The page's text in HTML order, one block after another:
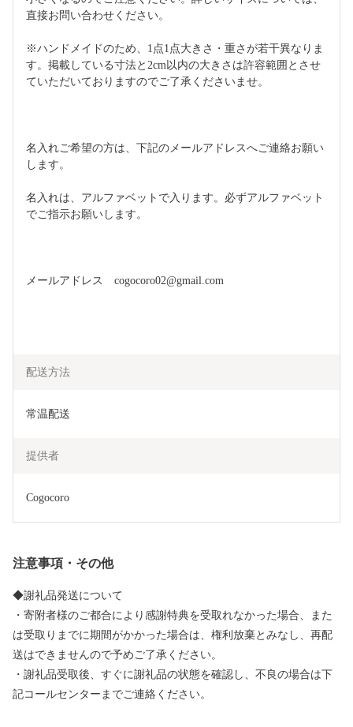
直接お問い合わせください。
※ハンドメイドのため、1点1点大きさ・重さが若干異なりま
す。掲載している寸法と2cm以内の大きさは許容範囲とさせ
ていただいておりますのでご了承くださいませ。
名入れご希望の方は、下記のメールアドレスへご連絡お願い
します。
名入れは、アルファベットで入ります。必ずアルファベット
でご指示お願いします。
メールアドレス　cogocoro02@gmail.com
配送方法
常温配送
提供者
Cogocoro
注意事項・その他
◆謝礼品発送について
・寄附者様のご都合により感謝特典を受取れなかった場合、また
は受取りまでに期間がかかった場合は、権利放棄とみなし、再配
送はできませんので予めご了承ください。
・謝礼品受取後、すぐに謝礼品の状態を確認し、不良の場合は下
記コールセンターまでご連絡ください。